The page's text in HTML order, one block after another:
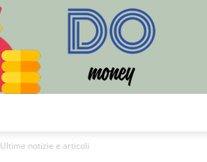
Ultime notizie e articoli